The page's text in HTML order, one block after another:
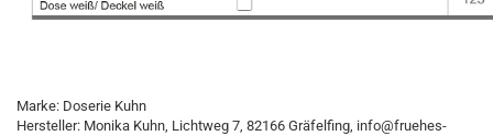
Marke: Doserie Kuhn
Hersteller: Monika Kuhn, Lichtweg 7, 82166 Gräfelfing, info@fruehes-